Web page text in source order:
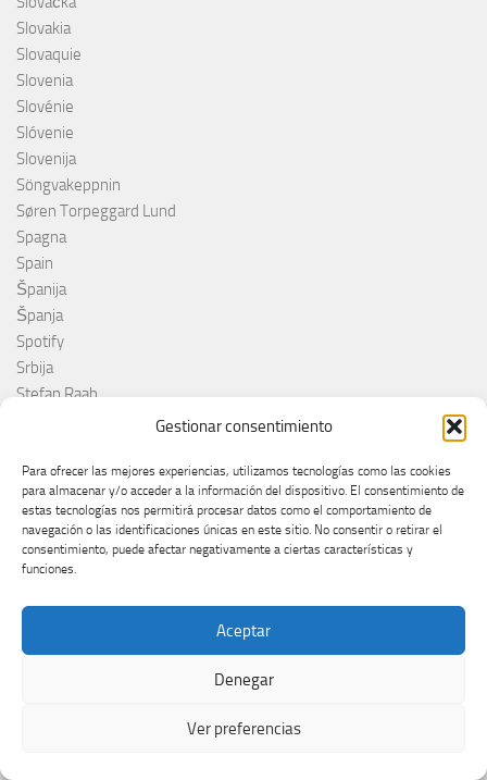
Gestionar consentimiento
Para ofrecer las mejores experiencias, utilizamos tecnologías como las cookies
para almacenar y/o acceder a la información del dispositivo. El consentimiento de
estas tecnologías nos permitirá procesar datos como el comportamiento de
navegación o las identificaciones únicas en este sitio. No consentir o retirar el
consentimiento, puede afectar negativamente a ciertas características y
funciones.
Aceptar
Denegar
Ver preferencias
Slovakia
Slovaquie
Slovenia
Slovénie
Slóvenie
Slovenija
Söngvakeppnin
Søren Torpeggard Lund
Spagna
Spain
Španija
Španja
Spotify
Srbija
Stefan Raab
Suède
Suíça
Suisse
Suiza
Supernova 2025
Supernova 2026
Švedska